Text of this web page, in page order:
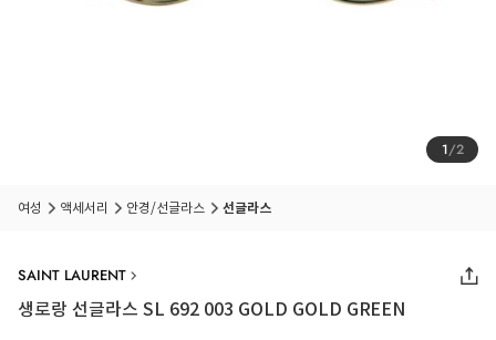
1/2
여성 액세서리 안경/선글라스 선글라스
SAINT LAURENT
생로랑 선글라스 SL 692 003 GOLD GOLD GREEN